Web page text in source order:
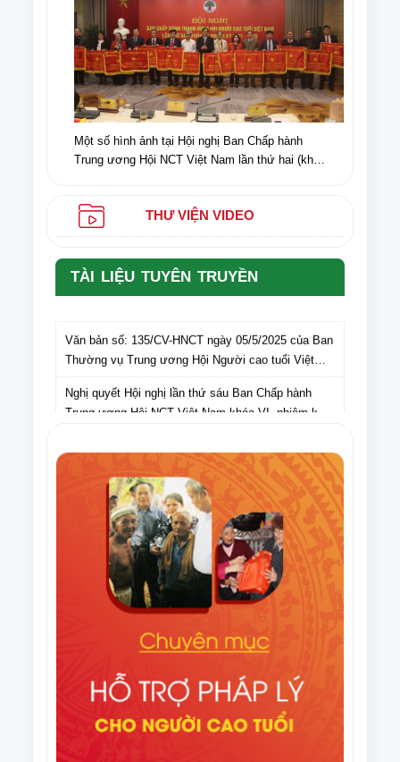
Một số hình ảnh tại Hội nghị Ban Chấp hành
Trung ương Hội NCT Việt Nam lần thứ hai (khóa
THƯ VIỆN VIDEO
TÀI LIỆU TUYÊN TRUYỀN
Thường vụ Trung ương Hội Người cao tuổi Việt
Nam gửi Hội Người cao tuổi các tỉnh, thành phố lấy
ý kiến cán bộ, hội viên NCT các tỉnh, thành phố đối
với dự thảo Văn kiện Đại hội Hội Người cao tuổi
Nghị quyết Hội nghị lần thứ sáu Ban Chấp hành
Trung ương Hội NCT Việt Nam khóa VI, nhiệm kỳ
2021 – 2026
Trung ương Hội NCT Việt Nam khóa VI, nhiệm kỳ
Văn bản số 275/HNCT-VP ngày 16/9/2025 của Ban
Thường vụ Trung ương Hội NCT Việt Nam về việc
tuyên truyền Ngày Quốc tế NCT (1/10) và Tháng
hành động vì NCT Việt Nam năm 2025
Điều lệ Giải Cờ tướng trung cao tuổi quốc gia lần
thứ XI năm 2025
Văn bản số 296/HNCT-VP ngày 14/8/2025 của Ban
Thường vụ Trung ương Hội NCT Việt Nam về việc
Văn bản số 226/CV-HNCT ngày 06/8/2025 của Ban
lập kế hoạch thực hiện Đề án nhân rộng câu lạc bộ
liên thế hệ tự giúp nhau đến năm 2035.
Quyết định số 1648/QĐ-TTg ngày 06/8/2025 của
Thủ tướng Chính phủ Phê duyệt Đề án nhân rộng
câu lạc bộ liên thế hệ tự giúp nhau đến năm 2035